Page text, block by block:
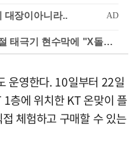
김희철, 거꾸로 걸린 광복절 태극기 현수막에 "X돌았네"
운영한다. 10일부터 22일
층에 위치한 KT 온맞이 플
체험하고 구매할 수 있는